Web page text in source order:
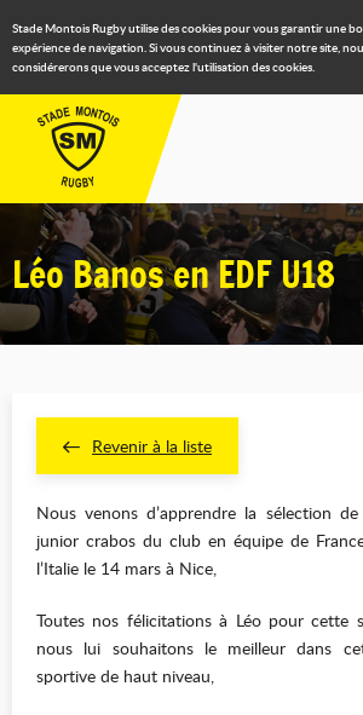
Stade Montois Rugby utilise des cookies pour vous garantir une
expérience de navigation. Si vous continuez à visiter notre site,
considérerons que vous acceptez l'utilisation des cookies.
Léo Banos en EDF U18
Revenir à la liste
Nous venons d’apprendre la sélection
junior crabos du club en équipe de
l’Italie le 14 mars à Nice,
Toutes nos félicitations à Léo pour cette
nous lui souhaitons le meilleur dans
sportive de haut niveau,